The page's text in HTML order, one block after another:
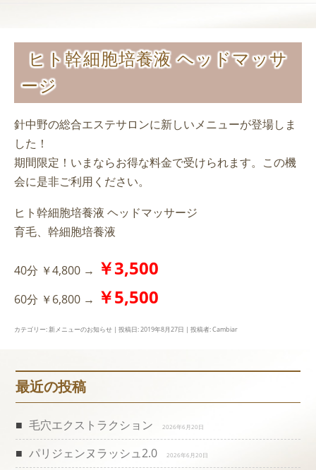
ヒト幹細胞培養液 ヘッドマッサ
ージ
針中野の総合エステサロンに新しいメニューが登場しま
した！
期間限定！いまならお得な料金で受けられます。この機
会に是非ご利用ください。
ヒト幹細胞培養液 ヘッドマッサージ
育毛、幹細胞培養液
40分 ￥4,800 → ￥3,500
60分 ￥6,800 → ￥5,500
カテゴリー:新メニューのお知らせ | 投稿日:2019年8月27日 | 投稿者:Cambiar
最近の投稿
毛穴エクストラクション 2026年6月20日
パリジェンヌラッシュ2.0 2026年6月20日